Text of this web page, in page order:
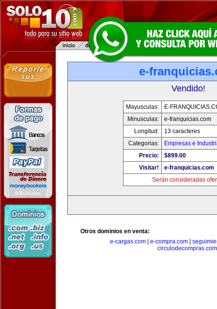
e-
Vendido!
Mayusculas:
E-
Minusculas:
e-franquicias.com
Longitud:
13 caracteres
Categorias:
Empresas e
Precio:
$899.00
Visitar!
e-franquicias.com
Serán consideradas
Otros dominios en venta:
e-cargas.com| e-compra.com|
circulodecompras.com